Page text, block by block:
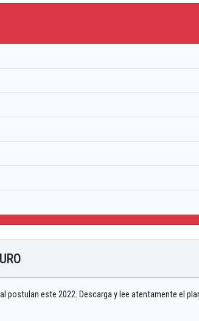
postulan este 2022. Descarga y lee atentamente el